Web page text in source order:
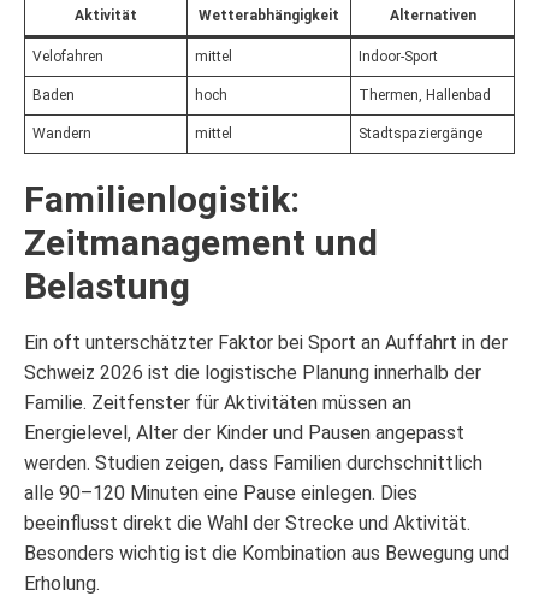
Aktivität Wetterabhängigkeit Alternativen
Velofahren mittel Indoor-Sport
Baden hoch Thermen, Hallenbad
Wandern mittel Stadtspaziergänge
Familienlogistik:
Zeitmanagement und
Belastung
Ein oft unterschätzter Faktor bei Sport an Auffahrt in der
Schweiz 2026 ist die logistische Planung innerhalb der
Familie. Zeitfenster für Aktivitäten müssen an
Energielevel, Alter der Kinder und Pausen angepasst
werden. Studien zeigen, dass Familien durchschnittlich
alle 90–120 Minuten eine Pause einlegen. Dies
beeinflusst direkt die Wahl der Strecke und Aktivität.
Besonders wichtig ist die Kombination aus Bewegung und
Erholung.